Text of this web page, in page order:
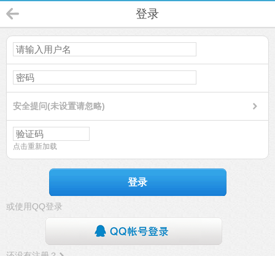
登录
安全提问(未设置请忽略)
点击重新加载
登录
或使用QQ登录